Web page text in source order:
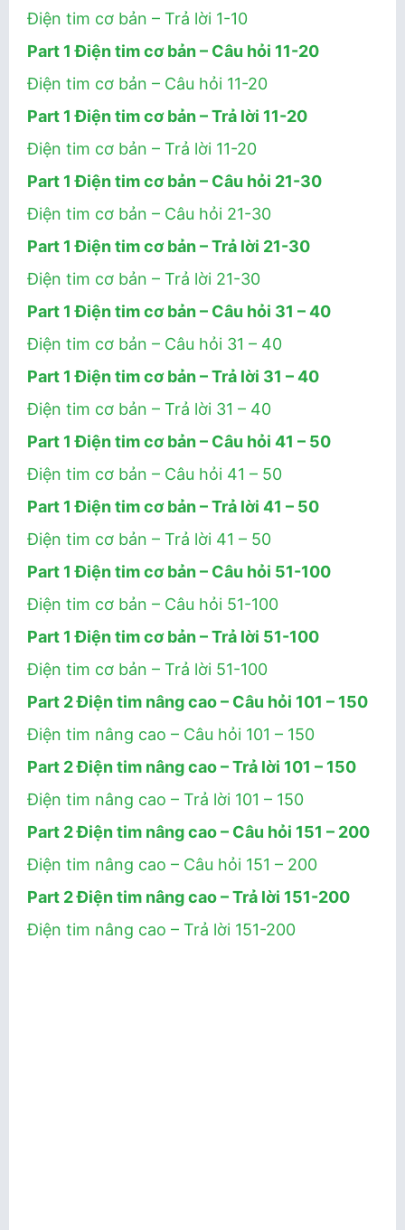
Điện tim cơ bản – Trả lời 1-10
Part 1 Điện tim cơ bản – Câu hỏi 11-20
Điện tim cơ bản – Câu hỏi 11-20
Part 1 Điện tim cơ bản – Trả lời 11-20
Điện tim cơ bản – Trả lời 11-20
Part 1 Điện tim cơ bản – Câu hỏi 21-30
Điện tim cơ bản – Câu hỏi 21-30
Part 1 Điện tim cơ bản – Trả lời 21-30
Điện tim cơ bản – Trả lời 21-30
Part 1 Điện tim cơ bản – Câu hỏi 31 – 40
Điện tim cơ bản – Câu hỏi 31 – 40
Part 1 Điện tim cơ bản – Trả lời 31 – 40
Điện tim cơ bản – Trả lời 31 – 40
Part 1 Điện tim cơ bản – Câu hỏi 41 – 50
Điện tim cơ bản – Câu hỏi 41 – 50
Part 1 Điện tim cơ bản – Trả lời 41 – 50
Điện tim cơ bản – Trả lời 41 – 50
Part 1 Điện tim cơ bản – Câu hỏi 51-100
Điện tim cơ bản – Câu hỏi 51-100
Part 1 Điện tim cơ bản – Trả lời 51-100
Điện tim cơ bản – Trả lời 51-100
Part 2 Điện tim nâng cao – Câu hỏi 101 – 150
Điện tim nâng cao – Câu hỏi 101 – 150
Part 2 Điện tim nâng cao – Trả lời 101 – 150
Điện tim nâng cao – Trả lời 101 – 150
Part 2 Điện tim nâng cao – Câu hỏi 151 – 200
Điện tim nâng cao – Câu hỏi 151 – 200
Part 2 Điện tim nâng cao – Trả lời 151-200
Điện tim nâng cao – Trả lời 151-200